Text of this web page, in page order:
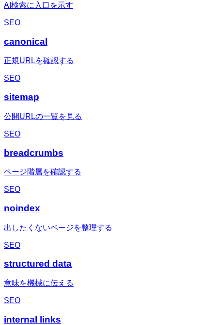
AI検索に入口を示す
SEO
canonical
正規URLを確認する
SEO
sitemap
公開URLの一覧を見る
SEO
breadcrumbs
ページ階層を確認する
SEO
noindex
出したくないページを整理する
SEO
structured data
意味を機械に伝える
SEO
internal links